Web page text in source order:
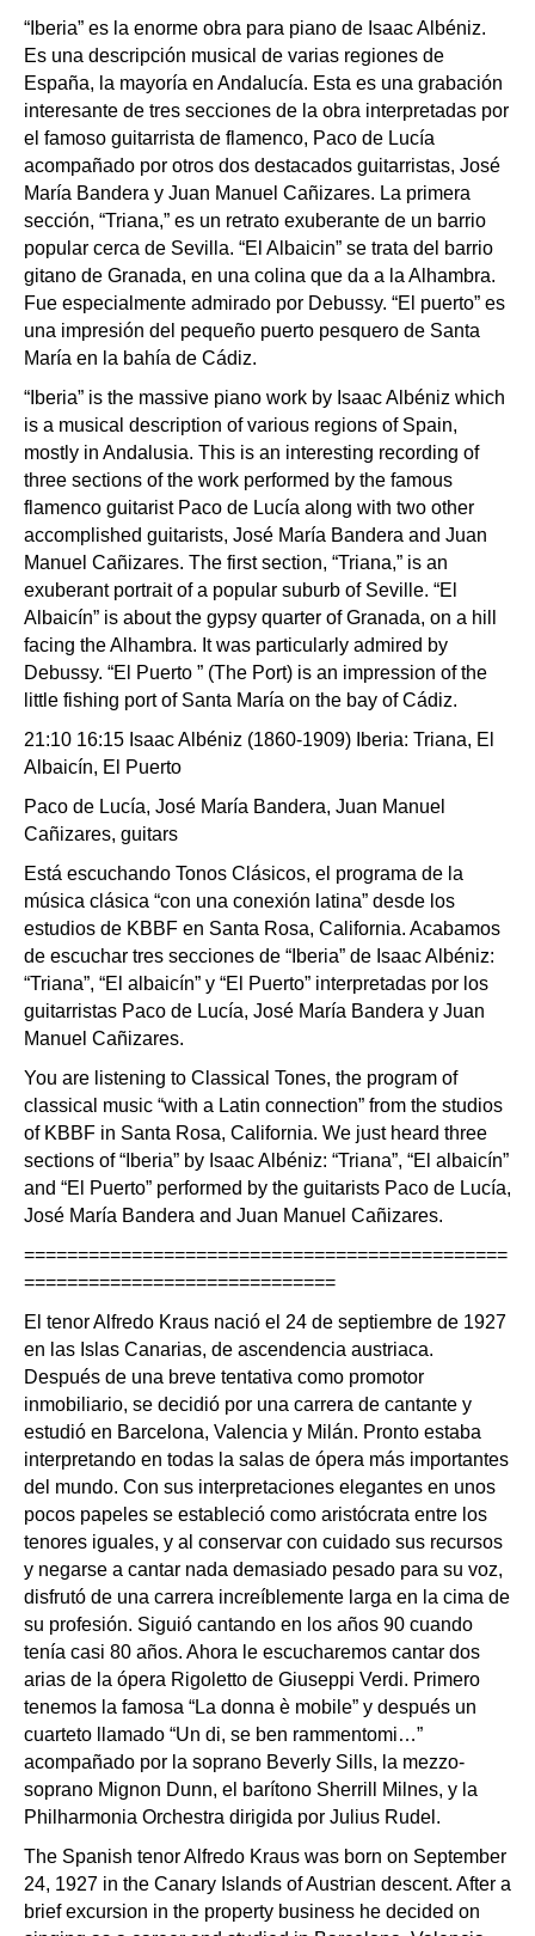
“Iberia” es la enorme obra para piano de Isaac Albéniz.
Es una descripción musical de varias regiones de
España, la mayoría en Andalucía. Esta es una grabación
interesante de tres secciones de la obra interpretadas por
el famoso guitarrista de flamenco, Paco de Lucía
acompañado por otros dos destacados guitarristas, José
María Bandera y Juan Manuel Cañizares. La primera
sección, “Triana,” es un retrato exuberante de un barrio
popular cerca de Sevilla. “El Albaicin” se trata del barrio
gitano de Granada, en una colina que da a la Alhambra.
Fue especialmente admirado por Debussy. “El puerto” es
una impresión del pequeño puerto pesquero de Santa
María en la bahía de Cádiz.
“Iberia” is the massive piano work by Isaac Albéniz which
is a musical description of various regions of Spain,
mostly in Andalusia. This is an interesting recording of
three sections of the work performed by the famous
flamenco guitarist Paco de Lucía along with two other
accomplished guitarists, José María Bandera and Juan
Manuel Cañizares. The first section, “Triana,” is an
exuberant portrait of a popular suburb of Seville. “El
Albaicín” is about the gypsy quarter of Granada, on a hill
facing the Alhambra. It was particularly admired by
Debussy. “El Puerto ” (The Port) is an impression of the
little fishing port of Santa María on the bay of Cádiz.
21:10 16:15 Isaac Albéniz (1860-1909) Iberia: Triana, El
Albaicín, El Puerto
Paco de Lucía, José María Bandera, Juan Manuel
Cañizares, guitars
Está escuchando Tonos Clásicos, el programa de la
música clásica “con una conexión latina” desde los
estudios de KBBF en Santa Rosa, California. Acabamos
de escuchar tres secciones de “Iberia” de Isaac Albéniz:
“Triana”, “El albaicín” y “El Puerto” interpretadas por los
guitarristas Paco de Lucía, José María Bandera y Juan
Manuel Cañizares.
You are listening to Classical Tones, the program of
classical music “with a Latin connection” from the studios
of KBBF in Santa Rosa, California. We just heard three
sections of “Iberia” by Isaac Albéniz: “Triana”, “El albaicín”
and “El Puerto” performed by the guitarists Paco de Lucía,
José María Bandera and Juan Manuel Cañizares.
=============================================
=============================
El tenor Alfredo Kraus nació el 24 de septiembre de 1927
en las Islas Canarias, de ascendencia austriaca.
Después de una breve tentativa como promotor
inmobiliario, se decidió por una carrera de cantante y
estudió en Barcelona, Valencia y Milán. Pronto estaba
interpretando en todas la salas de ópera más importantes
del mundo. Con sus interpretaciones elegantes en unos
pocos papeles se estableció como aristócrata entre los
tenores iguales, y al conservar con cuidado sus recursos
y negarse a cantar nada demasiado pesado para su voz,
disfrutó de una carrera increíblemente larga en la cima de
su profesión. Siguió cantando en los años 90 cuando
tenía casi 80 años. Ahora le escucharemos cantar dos
arias de la ópera Rigoletto de Giuseppi Verdi. Primero
tenemos la famosa “La donna è mobile” y después un
cuarteto llamado “Un di, se ben rammentomi…”
acompañado por la soprano Beverly Sills, la mezzo-
soprano Mignon Dunn, el barítono Sherrill Milnes, y la
Philharmonia Orchestra dirigida por Julius Rudel.
The Spanish tenor Alfredo Kraus was born on September
24, 1927 in the Canary Islands of Austrian descent. After a
brief excursion in the property business he decided on